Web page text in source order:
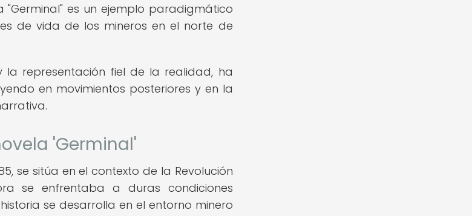
"Germinal" es un ejemplo paradigmático
de vida de los mineros en el norte de
representación fiel de la realidad, ha
en movimientos posteriores y en la
'Germinal'
se sitúa en el contexto de la Revolución
se enfrentaba a duras condiciones
se desarrolla en el entorno minero